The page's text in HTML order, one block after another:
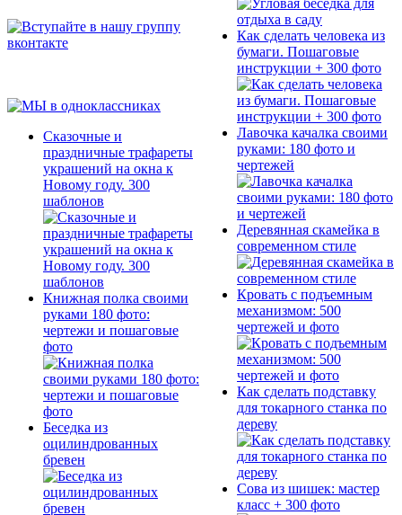
Сказочные и
праздничные трафареты
украшений на окна к
Новому году. 300
шаблонов
Книжная полка своими
руками 180 фото:
чертежи и пошаговые
фото
Беседка из
оцилиндрованных
бревен
Как сделать человека из
бумаги. Пошаговые
инструкции + 300 фото
Лавочка качалка своими
руками: 180 фото и
чертежей
Деревянная скамейка в
современном стиле
Кровать с подъемным
механизмом: 500
чертежей и фото
Как сделать подставку
для токарного станка по
дереву
Сова из шишек: мастер
класс + 300 фото